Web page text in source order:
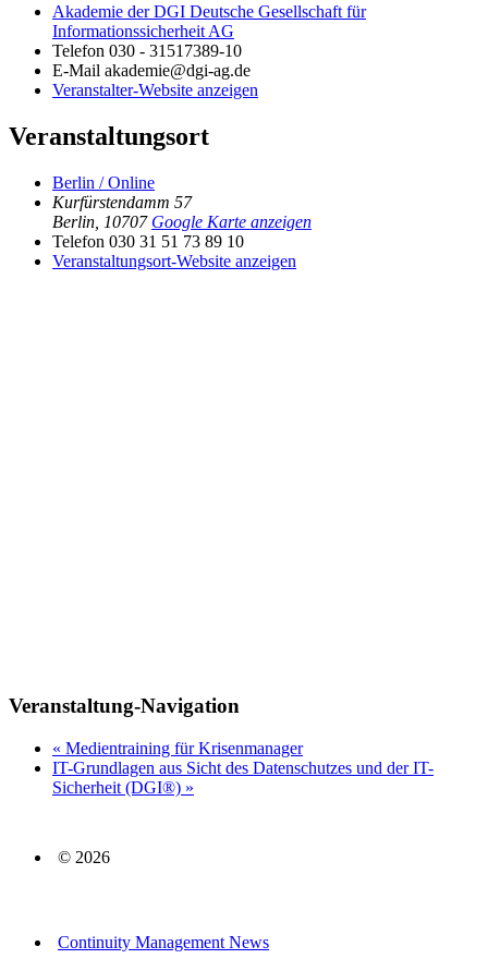
Akademie der DGI Deutsche Gesellschaft für
Informationssicherheit AG
Telefon 030 - 31517389-10
E-Mail akademie@dgi-ag.de
Veranstalter-Website anzeigen
Veranstaltungsort
Berlin / Online
Kurfürstendamm 57
Berlin 10707 Google Karte anzeigen
Telefon 030 31 51 73 89 10
Veranstaltungsort-Website anzeigen
Veranstaltung-Navigation
« Medientraining für Krisenmanager
IT-Grundlagen aus Sicht des Datenschutzes und der IT-
Sicherheit (DGI®) »
© 2026
Continuity Management News